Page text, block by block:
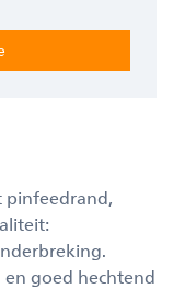
pinfeedrand,
en goed hechtend